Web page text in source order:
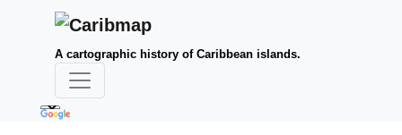
A cartographic history of Caribbean islands.